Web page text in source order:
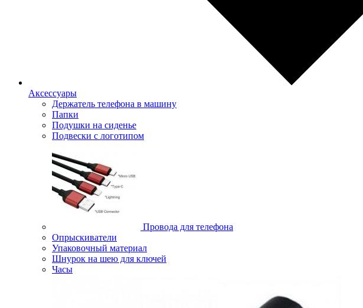
Аксессуары
Держатель телефона в машину
Папки
Подушки на сиденье
Подвески с логотипом
Провода для телефона
Опрыскиватели
Упаковочный материал
Шнурок на шею для ключей
Часы